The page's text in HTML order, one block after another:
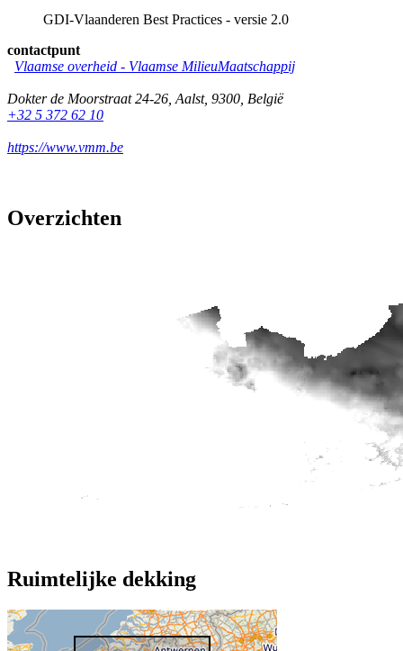
GDI-Vlaanderen Best Practices - versie 2.0
contactpunt
Vlaamse overheid - Vlaamse MilieuMaatschappij
Dokter de Moorstraat 24-26 Aalst, 9300 België
+32 5 372 62 10
https://www.vmm.be
Overzichten
Ruimtelijke dekking